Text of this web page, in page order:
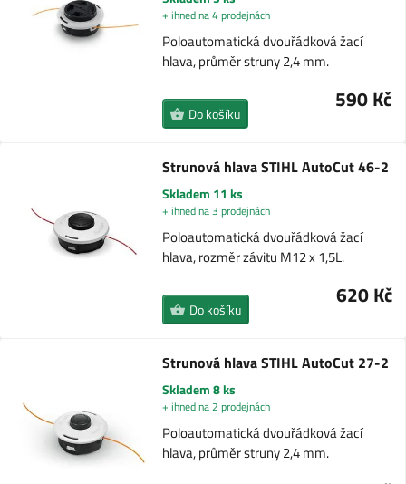
+ ihned na 4 prodejnách
Poloautomatická dvouřádková žací
hlava, průměr struny 2,4 mm.
590 Kč
Do košíku
Strunová hlava STIHL AutoCut 46-2
Skladem 11 ks
+ ihned na 3 prodejnách
Poloautomatická dvouřádková žací
hlava, rozměr závitu M12 x 1,5L.
620 Kč
Do košíku
Strunová hlava STIHL AutoCut 27-2
Skladem 8 ks
+ ihned na 2 prodejnách
Poloautomatická dvouřádková žací
hlava, průměr struny 2,4 mm.